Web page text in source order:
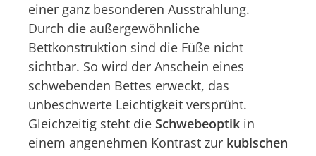
einer ganz besonderen Ausstrahlung.
Durch die außergewöhnliche
Bettkonstruktion sind die Füße nicht
sichtbar. So wird der Anschein eines
schwebenden Bettes erweckt, das
unbeschwerte Leichtigkeit versprüht.
Gleichzeitig steht die Schwebeoptik in
einem angenehmen Kontrast zur kubischen